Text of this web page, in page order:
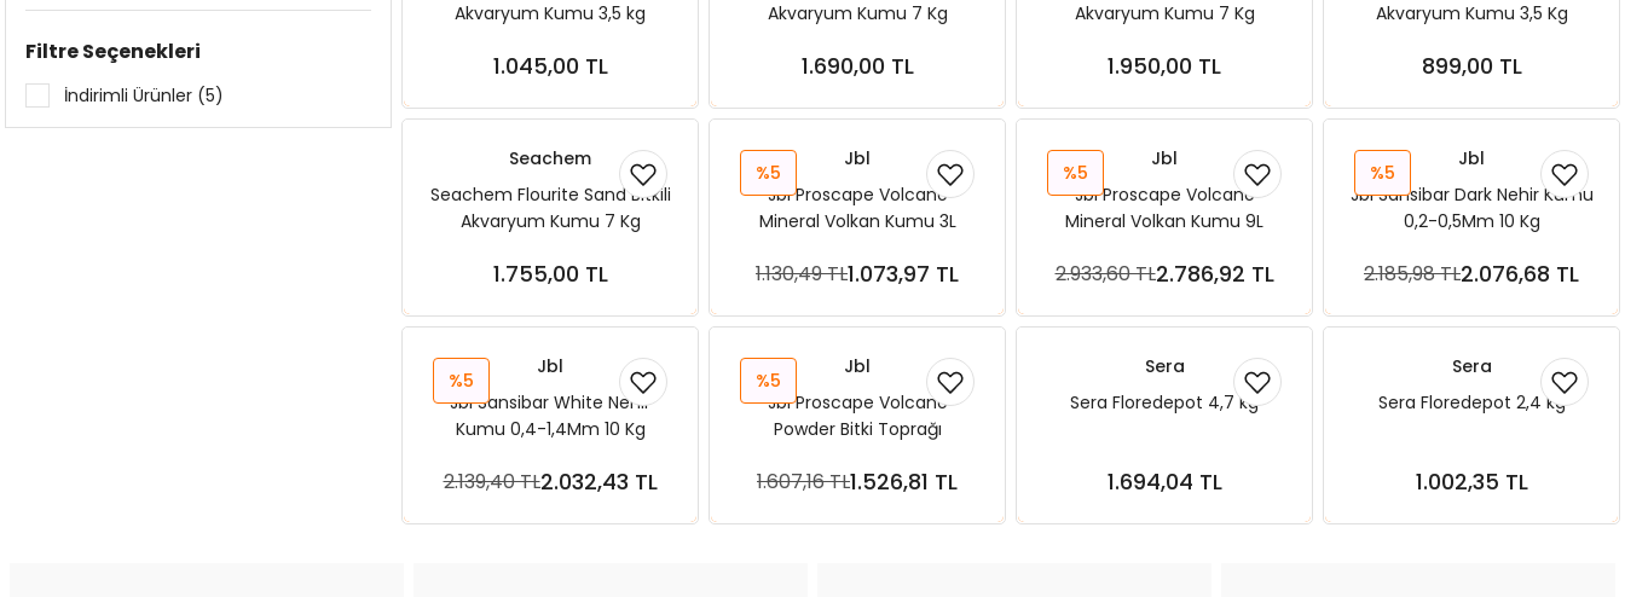
Filtre Seçenekleri
İndirimli Ürünler (5)
Akvaryum Kumu 3,5 kg
1.045,00 TL
Sepete Ekle
Akvaryum Kumu 7 Kg
1.690,00 TL
Sepete Ekle
Akvaryum Kumu 7 Kg
1.950,00 TL
Sepete Ekle
Akvaryum Kumu 3,5 Kg
899,00 TL
Sepete Ekle
Seachem
Seachem Flourite Sand Bitkili
Akvaryum Kumu 7 Kg
1.755,00 TL
Sepete Ekle
%5
Jbl
Jbl Proscape Volcano
Mineral Volkan Kumu 3L
1.130,49 TL1.073,97 TL
Sepete Ekle
%5
Jbl
Jbl Proscape Volcano
Mineral Volkan Kumu 9L
2.933,60 TL2.786,92 TL
Sepete Ekle
%5
Jbl
Jbl Sansibar Dark Nehir Kumu
0,2-0,5Mm 10 Kg
2.185,98 TL2.076,68 TL
Sepete Ekle
%5
Jbl
Jbl Sansibar White Nehir
Kumu 0,4-1,4Mm 10 Kg
2.139,40 TL2.032,43 TL
Sepete Ekle
%5
Jbl
Jbl Proscape Volcano
Powder Bitki Toprağı
250Gr
1.607,16 TL1.526,81 TL
Sepete Ekle
Sera
Sera Floredepot 4,7 kg
1.694,04 TL
Sepete Ekle
Sera
Sera Floredepot 2,4 kg
1.002,35 TL
Sepete Ekle